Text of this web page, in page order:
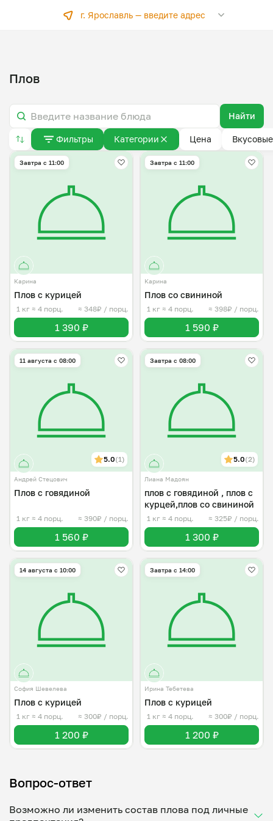
г. Ярославль —введите адрес
Плов
Найти
Фильтры Категории Цена
Завтра c 11:00
Карина
Плов с курицей
1 кг ≈ 4 порц. ≈ 348₽ / порц.
1 390 ₽
Завтра c 11:00
Карина
Плов со свининой
1 кг ≈ 4 порц. ≈ 398₽ / порц.
1 590 ₽
11 августа с 08:00
5.0(1)
Андрей Стецович
Плов с говядиной
1 кг ≈ 4 порц. ≈ 390₽ / порц.
1 560 ₽
Завтра c 08:00
5.0(2)
Лиана Мадоян
плов с говядиной , плов с
курцей,плов со свининой
1 кг ≈ 4 порц. ≈ 325₽ / порц.
1 300 ₽
14 августа с 10:00
София Шевелева
Плов с курицей
1 кг ≈ 4 порц. ≈ 300₽ / порц.
1 200 ₽
Завтра c 14:00
Ирина Тебетева
Плов с курицей
1 кг ≈ 4 порц. ≈ 300₽ / порц.
1 200 ₽
Вопрос-ответ
Возможно ли изменить состав плова под личные